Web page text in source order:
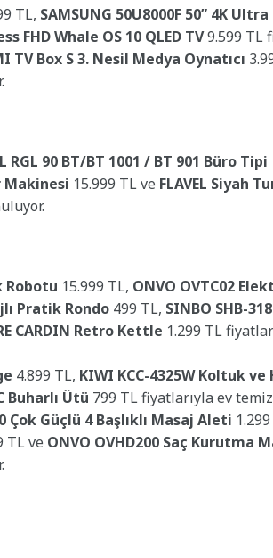
TL, SAMSUNG 50U8000F 50” 4K
FHD Whale OS 10 QLED TV9.599 TL
TV Box S 3. Nesil Medya Oynatıcı
RGL 90 BT/BT 1001 / BT 901 Büro Tipi
Makinesi 15.999 TL ve FLAVEL Siyah
Robotu 15.999 TL, ONVO OVTC02
Pratik Rondo 499 TL, SINBO SHB-
CARDIN Retro Kettle 1.299 TL
4.899 TL, KIWI KCC-4325W Koltuk ve
Buharlı Ütü 799 TL fiyatlarıyla ev
Çok Güçlü 4 Başlıklı Masaj Aleti
TL ve ONVO OVHD200 Saç Kurutma